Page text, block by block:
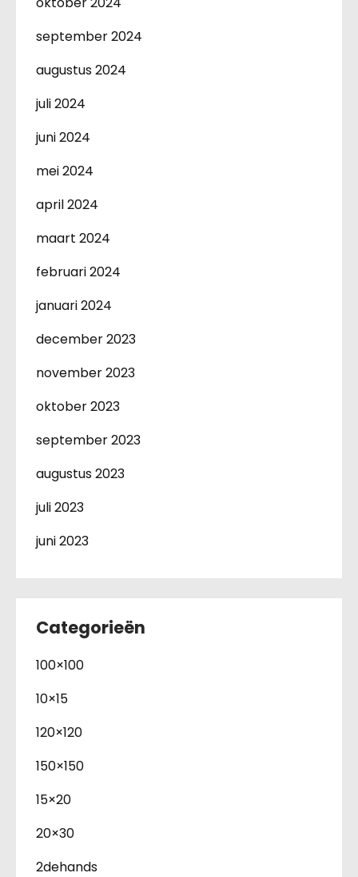
september 2024
augustus 2024
juli 2024
juni 2024
mei 2024
april 2024
maart 2024
februari 2024
januari 2024
december 2023
november 2023
oktober 2023
september 2023
augustus 2023
juli 2023
juni 2023
Categorieën
100×100
10×15
120×120
150×150
15×20
20×30
2dehands